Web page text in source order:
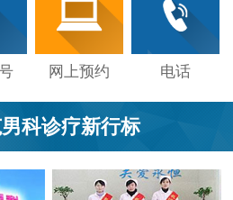
网上预约 电话
科诊疗新行标